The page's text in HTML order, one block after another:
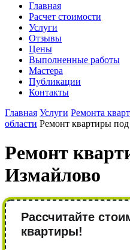
Главная
Расчет стоимости
Услуги
Отзывы
Цены
Выполненные работы
Мастера
Публикации
Контакты
Главная Услуги Ремонта
области Ремонт квартиры
Ремонт
Измайлово
Рассчитайте
квартиры!